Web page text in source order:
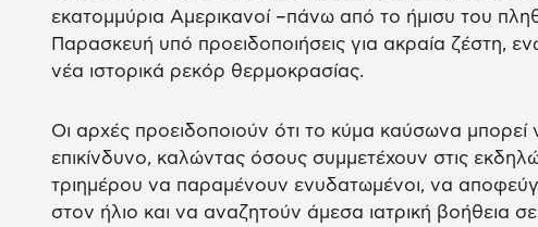
εκατομμύρια Αμερικανοί –πάνω από το ήμισυ του
Παρασκευή υπό προειδοποιήσεις για ακραία ζέστη,
νέα ιστορικά ρεκόρ θερμοκρασίας.
Οι αρχές προειδοποιούν ότι το κύμα καύσωνα μπορεί
επικίνδυνο, καλώντας όσους συμμετέχουν στις
τριημέρου να παραμένουν ενυδατωμένοι, να
στον ήλιο και να αναζητούν άμεσα ιατρική βοήθεια